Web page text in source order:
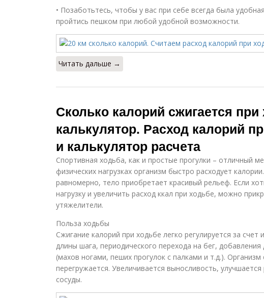
• Позаботьтесь, чтобы у вас при себе всегда была
пройтись пешком при любой удобной возможности.
Читать дальше →
Сколько калорий сжигается при
калькулятор. Расход калорий
и калькулятор расчета
Спортивная ходьба, как и простые прогулки – отличный
физических нагрузках организм быстро расходует
равномерно, тело приобретает красивый рельеф. Если
нагрузку и увеличить расход ккал при ходьбе, можно
утяжелители.
Польза ходьбы
Сжигание калорий при ходьбе легко регулируется за счет
длины шага, периодического перехода на бег,
(махов ногами, пеших прогулок с палками и т.д.). Организм
перегружается. Увеличивается выносливость,
сосуды.